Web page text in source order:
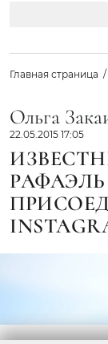
Главная страница
Ольга
22.05.2015 17:05